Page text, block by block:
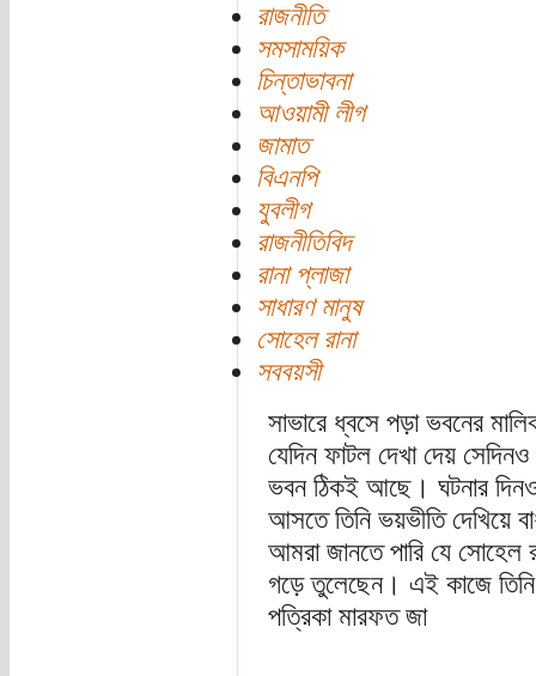
রাজনীতি
সমসাময়িক
চিন্তাভাবনা
আওয়ামী লীগ
জামাত
বিএনপি
যুবলীগ
রাজনীতিবিদ
রানা প্লাজা
সাধারণ মানুষ
সোহেল রানা
সববয়সী
সাভারে ধ্বসে পড়া ভবনের
যেদিন ফাটল দেখা দেয় সেদিনও
ভবন ঠিকই আছে। ঘটনার দিনও
আসতে তিনি ভয়ভীতি দেখিয়ে
আমরা জানতে পারি যে সোহেল
গড়ে তুলেছেন। এই কাজে তিনি
পত্রিকা মারফত জা